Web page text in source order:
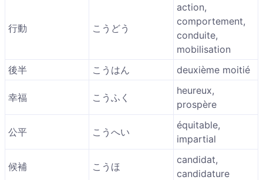
行動 こうどう
action,
comportement,
conduite,
mobilisation
後半
こうはん deuxième moitié
幸福 こうふく
heureux,
prospère
公平 こうへい
équitable,
impartial
候補 こうほ
candidat,
candidature